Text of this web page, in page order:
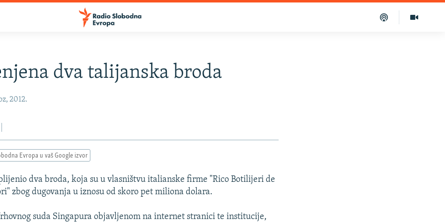
dva talijanska broda
2012.
Evropa u vaš Google izvor
dva broda, koja su u vlasništvu italianske firme "Rico Botilijeri de
zbog dugovanja u iznosu od skoro pet miliona dolara.
suda Singapura objavljenom na internet stranici te institucije,